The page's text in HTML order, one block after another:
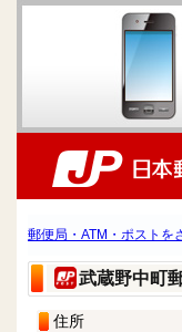
郵便局・ATM・ポストを
武蔵野中町
住所